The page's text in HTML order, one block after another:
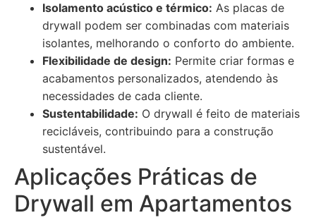
Isolamento acústico e térmico: As placas de
drywall podem ser combinadas com materiais
isolantes, melhorando o conforto do ambiente.
Flexibilidade de design: Permite criar formas e
acabamentos personalizados, atendendo às
necessidades de cada cliente.
Sustentabilidade: O drywall é feito de materiais
recicláveis, contribuindo para a construção
sustentável.
Aplicações Práticas de
Drywall em Apartamentos